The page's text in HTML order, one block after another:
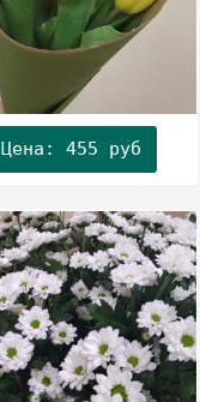
Цена: 455 руб